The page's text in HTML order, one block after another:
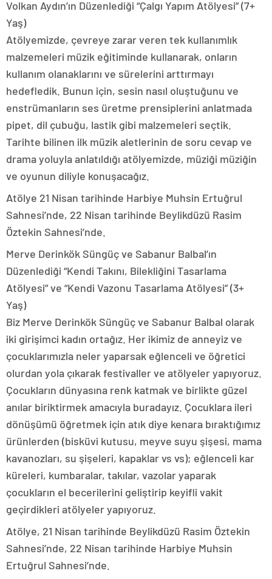
Volkan Aydın’ın Düzenlediği “Çalgı Yapım Atölyesi” (7+
Yaş)
Atölyemizde, çevreye zarar veren tek kullanımlık
malzemeleri müzik eğitiminde kullanarak, onların
kullanım olanaklarını ve sürelerini arttırmayı
hedefledik. Bunun için, sesin nasıl oluştuğunu ve
enstrümanların ses üretme prensiplerini anlatmada
pipet, dil çubuğu, lastik gibi malzemeleri seçtik.
Tarihte bilinen ilk müzik aletlerinin de soru cevap ve
drama yoluyla anlatıldığı atölyemizde, müziği müziğin
ve oyunun diliyle konuşacağız.
Atölye 21 Nisan tarihinde Harbiye Muhsin Ertuğrul
Sahnesi’nde, 22 Nisan tarihinde Beylikdüzü Rasim
Öztekin Sahnesi’nde.
Merve Derinkök Süngüç ve Sabanur Balbal’ın
Düzenlediği “Kendi Takını, Bilekliğini Tasarlama
Atölyesi” ve “Kendi Vazonu Tasarlama Atölyesi” (3+
Yaş)
Biz Merve Derinkök Süngüç ve Sabanur Balbal olarak
iki girişimci kadın ortağız. Her ikimiz de anneyiz ve
çocuklarımızla neler yaparsak eğlenceli ve öğretici
olurdan yola çıkarak festivaller ve atölyeler yapıyoruz.
Çocukların dünyasına renk katmak ve birlikte güzel
anılar biriktirmek amacıyla buradayız. Çocuklara ileri
dönüşümü öğretmek için atık diye kenara bıraktığımız
ürünlerden (bisküvi kutusu, meyve suyu şişesi, mama
kavanozları, su şişeleri, kapaklar vs vs); eğlenceli kar
küreleri, kumbaralar, takılar, vazolar yaparak
çocukların el becerilerini geliştirip keyifli vakit
geçirdikleri atölyeler yapıyoruz.
Atölye, 21 Nisan tarihinde Beylikdüzü Rasim Öztekin
Sahnesi’nde, 22 Nisan tarihinde Harbiye Muhsin
Ertuğrul Sahnesi’nde.